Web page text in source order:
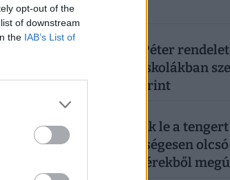
opt-out of the
of downstream
the IAB’s List of
át a boltlánc
2 OKTATÁS
Itt van Magyar Péter
változás jön az iskolákban
minden diákot érint
UTAZÁS
Tömegek cserélik le a
vízpartra: nevetségesen
a vacsorát is fillérekből